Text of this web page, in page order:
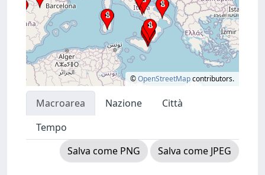
©OpenStreetMapcontributors.
Macroarea Nazione
Città
Tempo
Salva come PNG
Salva come JPEG